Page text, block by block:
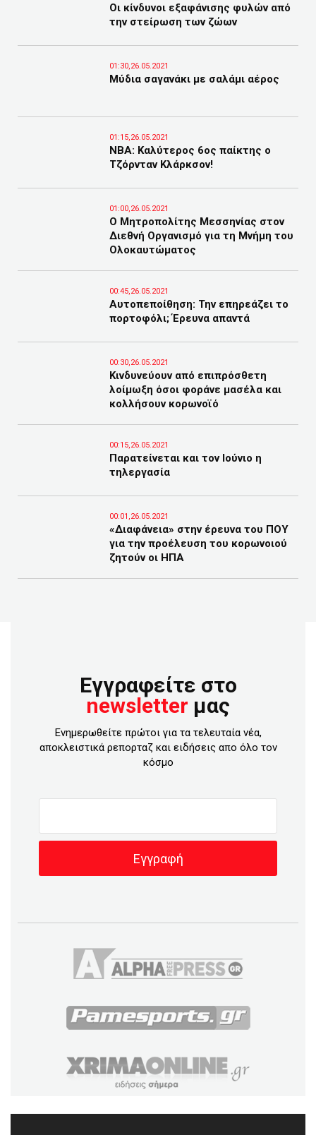
Οι κίνδυνοι εξαφάνισης φυλών από
την στείρωση των ζώων
01:30,26.05.2021
Μύδια σαγανάκι με σαλάμι αέρος
01:15,26.05.2021
ΝΒΑ: Καλύτερος 6ος παίκτης ο
Τζόρνταν Κλάρκσον!
01:00,26.05.2021
Ο Μητροπολίτης Μεσσηνίας στον
Διεθνή Οργανισμό για τη Μνήμη του
Ολοκαυτώματος
00:45,26.05.2021
Αυτοπεποίθηση: Την επηρεάζει το
πορτοφόλι; Έρευνα απαντά
00:30,26.05.2021
Κινδυνεύουν από επιπρόσθετη
λοίμωξη όσοι φοράνε μασέλα και
κολλήσουν κορωνοϊό
00:15,26.05.2021
Παρατείνεται και τον Ιούνιο η
τηλεργασία
00:01,26.05.2021
«Διαφάνεια» στην έρευνα του ΠΟΥ
για την προέλευση του κορωνοιού
ζητούν οι ΗΠΑ
Εγγραφείτε στο
newsletter μας
Ενημερωθείτε πρώτοι για τα τελευταία νέα,
αποκλειστικά ρεπορταζ και ειδήσεις απο όλο τον
κόσμο